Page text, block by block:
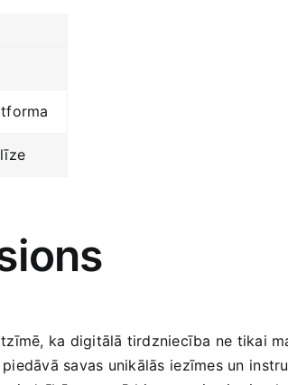
ka digitālā tirdzniecība ne tikai
‌savas ⁤unikālās⁣ iezīmes ​un